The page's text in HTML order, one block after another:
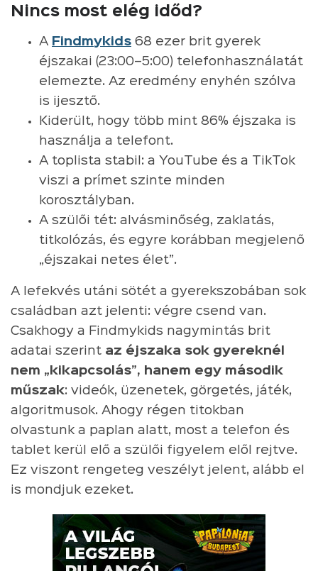
Nincs most elég időd?
A Findmykids 68 ezer brit gyerek
éjszakai (23:00–5:00) telefonhasználatát
elemezte. Az eredmény enyhén szólva
is ijesztő.
Kiderült, hogy több mint 86% éjszaka is
használja a telefont.
A toplista stabil: a YouTube és a TikTok
viszi a prímet szinte minden
korosztályban.
A szülői tét: alvásminőség, zaklatás,
titkolózás, és egyre korábban megjelenő
„éjszakai netes élet”.
A lefekvés utáni sötét a gyerekszobában sok
családban azt jelenti: végre csend van.
Csakhogy a Findmykids nagymintás brit
adatai szerint az éjszaka sok gyereknél
nem „kikapcsolás”, hanem egy második
műszak: videók, üzenetek, görgetés, játék,
algoritmusok. Ahogy régen titokban
olvastunk a paplan alatt, most a telefon és
tablet kerül elő a szülői figyelem elől rejtve.
Ez viszont rengeteg veszélyt jelent, alább el
is mondjuk ezeket.